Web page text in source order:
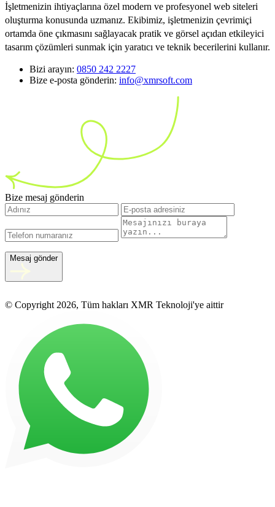
İşletmenizin ihtiyaçlarına özel modern ve profesyonel web siteleri
oluşturma konusunda uzmanız. Ekibimiz, işletmenizin çevrimiçi
ortamda öne çıkmasını sağlayacak pratik ve görsel açıdan etkileyici
tasarım çözümleri sunmak için yaratıcı ve teknik becerilerini kullanır.
Bizi arayın: 0850 242 2227
Bize e-posta gönderin: info@xmrsoft.com
Bize mesaj gönderin
Mesaj gönder
© Copyright 2026, Tüm hakları XMR Teknoloji'ye aittir